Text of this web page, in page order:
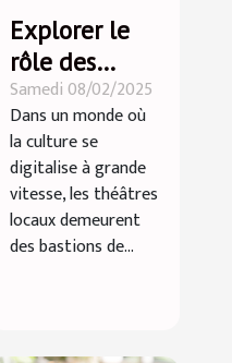
Explorer le
rôle des
théâtres
locaux dans
la promotion
de la culture
artistique
Samedi 08/02/2025
Dans un monde où
la culture se
digitalise à grande
vitesse, les théâtres
locaux demeurent
des bastions de...